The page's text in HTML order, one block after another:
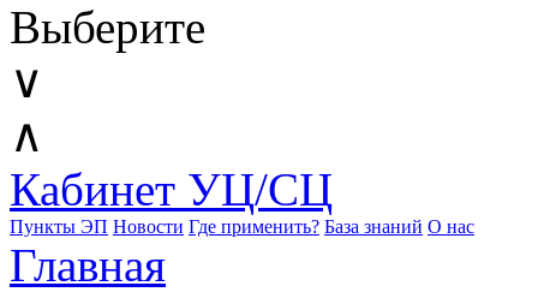
Выберите
∨
∧
Кабинет УЦ/СЦ
Пункты ЭП Новости Где применить? База знаний О нас
Главная